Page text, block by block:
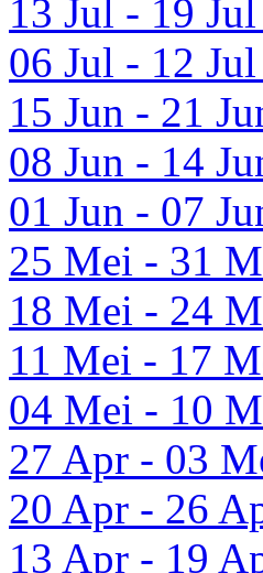
13 Jul - 19
06 Jul - 12
15 Jun - 21
08 Jun - 14
01 Jun - 07
25 Mei - 31
18 Mei - 24
11 Mei - 17
04 Mei - 10
27 Apr - 03
20 Apr - 26
13 Apr - 19